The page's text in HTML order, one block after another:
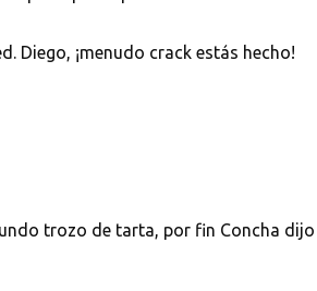
Diego, ¡menudo crack estás hecho!
trozo de tarta, por fin Concha